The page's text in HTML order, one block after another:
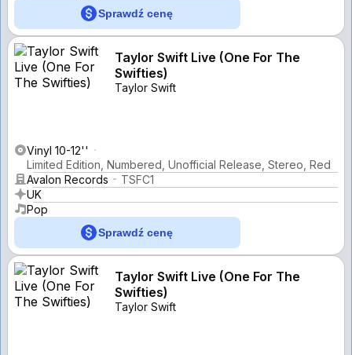
Sprawdź cenę
Taylor Swift Live (One For The
Swifties)
Taylor Swift
Vinyl 10-12''
Limited Edition, Numbered, Unofficial Release, Stereo, Red
Avalon Records
TSFC1
UK
Pop
Sprawdź cenę
Taylor Swift Live (One For The
Swifties)
Taylor Swift